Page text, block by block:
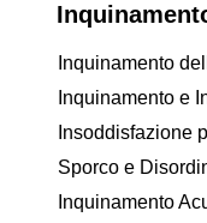
Inquinamento
Inquinamento e
Insoddisfazione
Sporco e
Inquinamento